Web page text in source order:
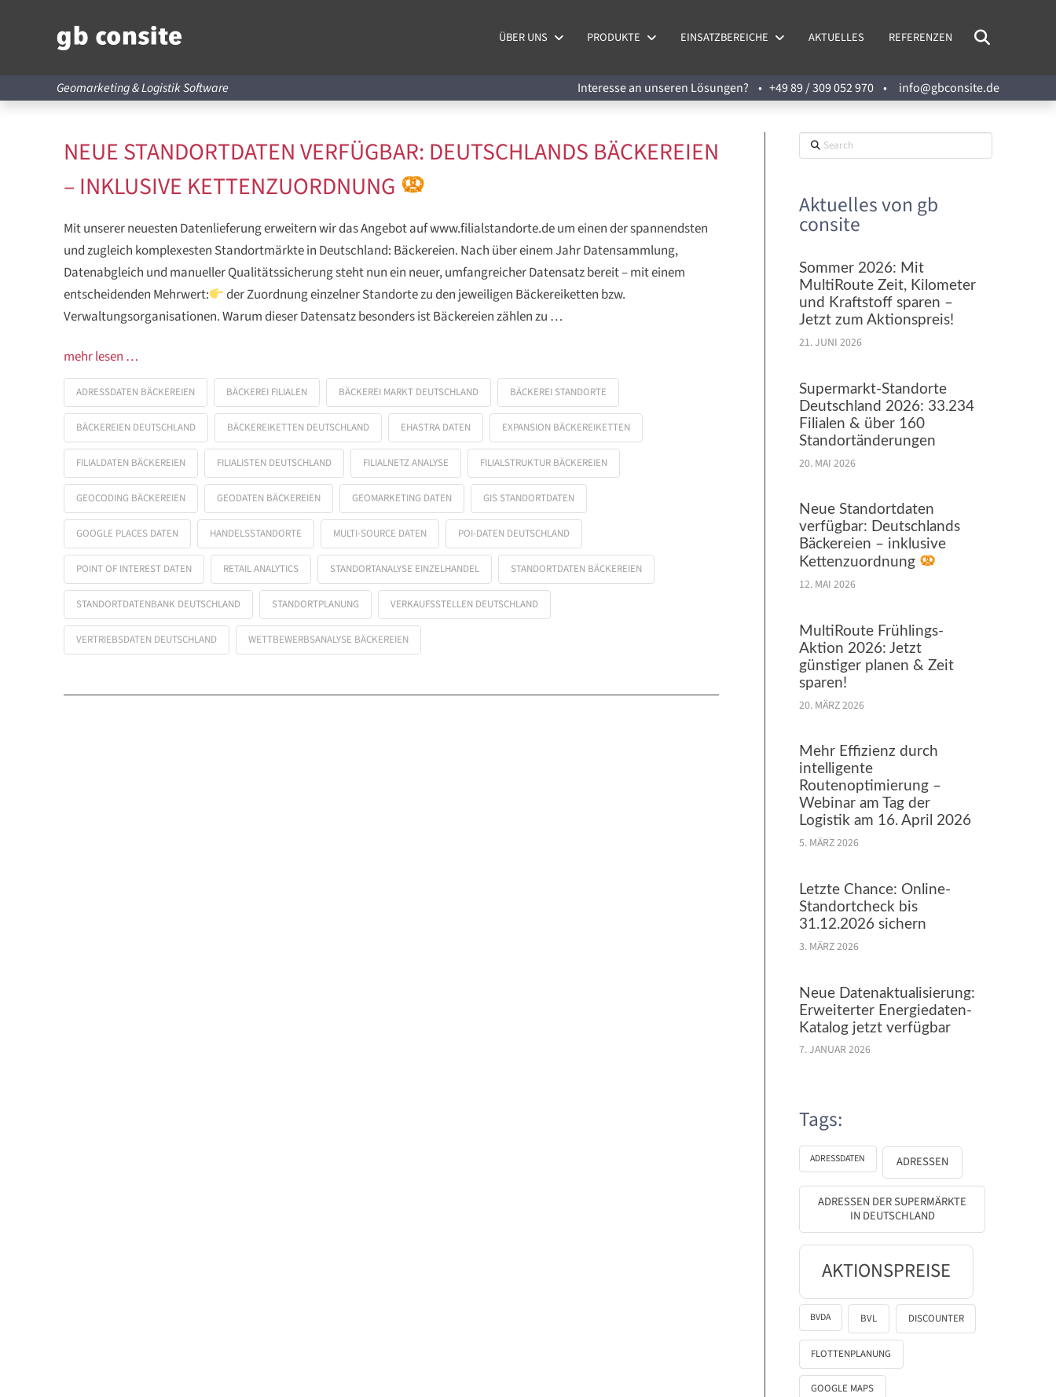
ÜBER UNS PRODUKTE EINSATZBEREICHE AKTUELLES REFERENZEN
Geomarketing & Logistik Software Interesse an unseren Lösungen? • +49 89 / 309 052 970 • info@gbconsite.de
NEUE STANDORTDATEN VERFÜGBAR: DEUTSCHLANDS BÄCKEREIEN
– INKLUSIVE KETTENZUORDNUNG
Mit unserer neuesten Datenlieferung erweitern wir das Angebot auf www.filialstandorte.de um einen der spannendsten
und zugleich komplexesten Standortmärkte in Deutschland: Bäckereien. Nach über einem Jahr Datensammlung,
Datenabgleich und manueller Qualitätssicherung steht nun ein neuer, umfangreicher Datensatz bereit – mit einem
entscheidenden Mehrwert:
der Zuordnung einzelner Standorte zu den jeweiligen Bäckereiketten bzw.
Verwaltungsorganisationen. Warum dieser Datensatz besonders ist Bäckereien zählen zu …
mehr lesen …
ADRESSDATEN BÄCKEREIEN BÄCKEREI FILIALEN BÄCKEREI MARKT DEUTSCHLAND BÄCKEREI STANDORTE
BÄCKEREIEN DEUTSCHLAND BÄCKEREIKETTEN DEUTSCHLAND EHASTRA DATEN EXPANSION BÄCKEREIKETTEN
FILIALDATEN BÄCKEREIEN FILIALISTEN DEUTSCHLAND FILIALNETZ ANALYSE FILIALSTRUKTUR BÄCKEREIEN
GEOCODING BÄCKEREIEN GEODATEN BÄCKEREIEN GEOMARKETING DATEN GIS STANDORTDATEN
GOOGLE PLACES DATEN HANDELSSTANDORTE MULTI-SOURCE DATEN POI-DATEN DEUTSCHLAND
POINT OF INTEREST DATEN RETAIL ANALYTICS STANDORTANALYSE EINZELHANDEL STANDORTDATEN BÄCKEREIEN
STANDORTDATENBANK DEUTSCHLAND STANDORTPLANUNG VERKAUFSSTELLEN DEUTSCHLAND
VERTRIEBSDATEN DEUTSCHLAND WETTBEWERBSANALYSE BÄCKEREIEN
Search
Aktuelles von gb
consite
Sommer 2026: Mit
MultiRoute Zeit, Kilometer
und Kraftstoff sparen –
Jetzt zum Aktionspreis!
21. JUNI 2026
Supermarkt-Standorte
Deutschland 2026: 33.234
Filialen & über 160
Standortänderungen
20. MAI 2026
Neue Standortdaten
verfügbar: Deutschlands
Bäckereien – inklusive
Kettenzuordnung
12. MAI 2026
MultiRoute Frühlings-
Aktion 2026: Jetzt
günstiger planen & Zeit
sparen!
20. MÄRZ 2026
Mehr Effizienz durch
intelligente
Routenoptimierung –
Webinar am Tag der
Logistik am 16. April 2026
5. MÄRZ 2026
Letzte Chance: Online-
Standortcheck bis
31.12.2026 sichern
3. MÄRZ 2026
Neue Datenaktualisierung:
Erweiterter Energiedaten-
Katalog jetzt verfügbar
7. JANUAR 2026
Tags:
ADRESSDATEN ADRESSEN
ADRESSEN DER SUPERMÄRKTE
IN DEUTSCHLAND
AKTIONSPREISE
BVDA BVL DISCOUNTER
FLOTTENPLANUNG
GOOGLE MAPS